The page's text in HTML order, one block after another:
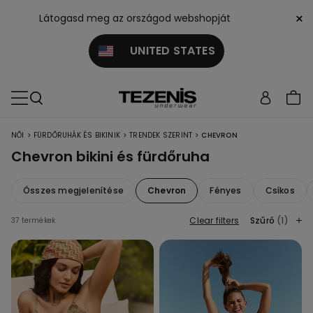
Látogasd meg az országod webshopját
UNITED STATES
×
NŐI > FÜRDŐRUHÁK ÉS BIKINIK > TRENDEK SZERINT > CHEVRON
Chevron bikini és fürdőruha
Összes megjelenítése Chevron Fényes Csíkos
37 termékek Clear filters Szűrő (1)